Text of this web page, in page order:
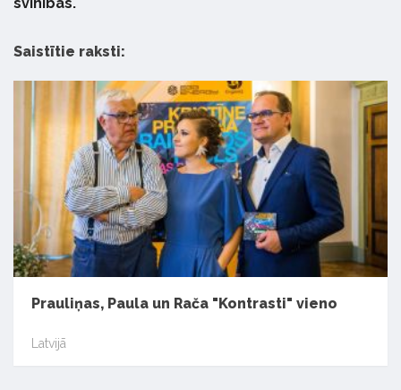
svinības.
Saistītie raksti:
Prauliņas, Paula un Rača "Kontrasti" vieno
Latvijā